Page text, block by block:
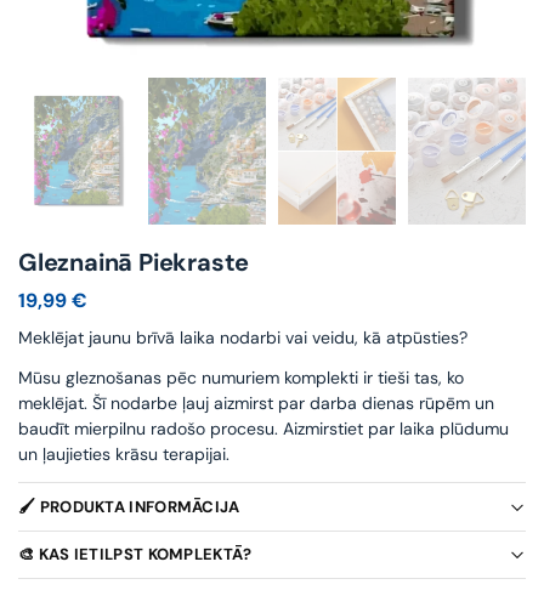
Gleznainā Piekraste
19,99€
Meklējat jaunu brīvā laika nodarbi vai veidu, kā atpūsties?
Mūsu gleznošanas pēc numuriem komplekti ir tieši tas, ko
meklējat. Šī nodarbe ļauj aizmirst par darba dienas rūpēm un
baudīt mierpilnu radošo procesu. Aizmirstiet par laika plūdumu
un ļaujieties krāsu terapijai.
🖌️ PRODUKTA INFORMĀCIJA
🎨 KAS IETILPST KOMPLEKTĀ?